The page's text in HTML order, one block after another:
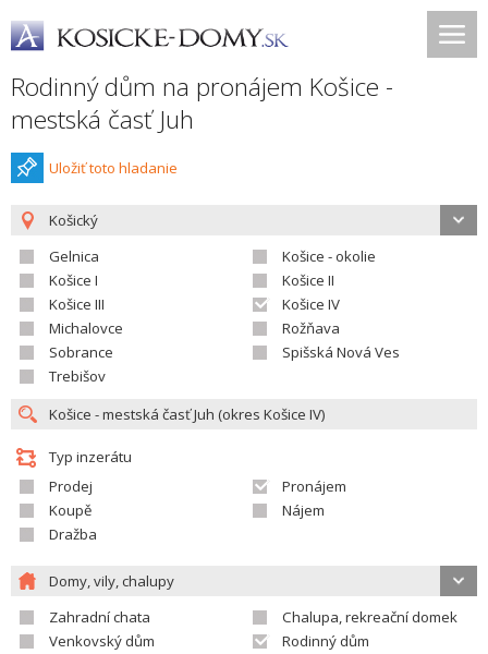
Rodinný dům na pronájem Košice -
mestská časť Juh
Uložiť toto hladanie
Košický
Gelnica
Košice - okolie
Košice I
Košice II
Košice III
Košice IV
Michalovce
Rožňava
Sobrance
Spišská Nová Ves
Trebišov
Typ inzerátu
Prodej
Pronájem
Koupě
Nájem
Dražba
Domy, vily, chalupy
Zahradní chata
Chalupa, rekreační domek
Venkovský dům
Rodinný dům